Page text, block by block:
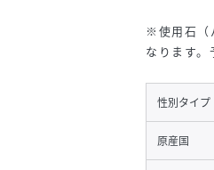
※使用石（
なります。
性別タイプ
原産国